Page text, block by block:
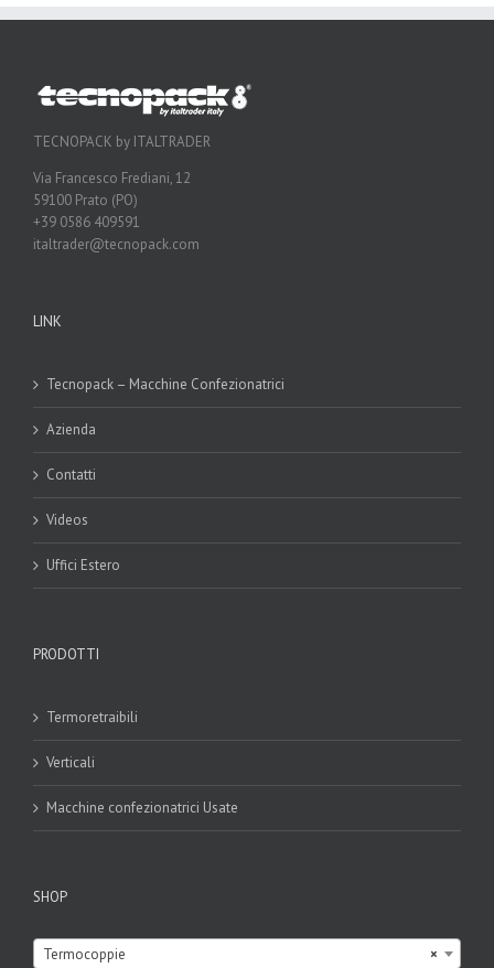
TECNOPACK by ITALTRADER
Via Francesco Frediani, 12
59100 Prato (PO)
+39 0586 409591
italtrader@tecnopack.com
LINK
Tecnopack – Macchine Confezionatrici
Azienda
Contatti
Videos
Uffici Estero
PRODOTTI
Termoretraibili
Verticali
Macchine confezionatrici Usate
SHOP
×
Termocoppie